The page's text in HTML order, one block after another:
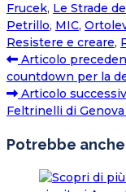
Frucek, Le Strade
Petrillo, MIC,
Resistere e creare,
Articolo
countdown per la
Articolo
Feltrinelli di
Potrebbe